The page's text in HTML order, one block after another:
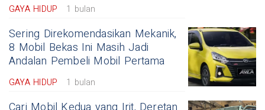
GAYA HIDUP 1 bulan
Sering Direkomendasikan Mekanik,
8 Mobil Bekas Ini Masih Jadi
Andalan Pembeli Mobil Pertama
GAYA HIDUP 1 bulan